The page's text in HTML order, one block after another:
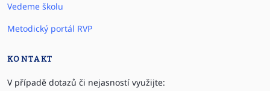
Vedeme školu
Metodický portál RVP
KONTAKT
V případě dotazů či nejasností využijte: